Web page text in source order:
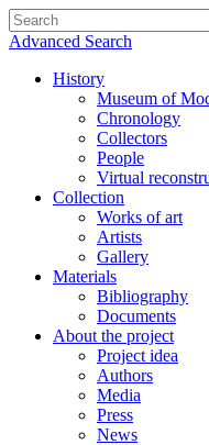
Advanced Search
History
Museum of
Chronology
Collectors
People
Virtual
Collection
Works of art
Artists
Gallery
Materials
Bibliography
Documents
About the project
Project idea
Authors
Media
Press
News